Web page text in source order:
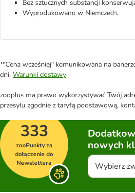
Bez sztucznych substancji
Wyprodukowano w Niemczech.
*"Cena wcześniej" komunikowana na
dni. Warunki dostawy
zooplus ma prawo wykorzystywać Twój
przesyłu zgodnie z taryfą podstawową,
333
zooPunkty za
dołączenie do
Newslettera
nowych
Wybierz